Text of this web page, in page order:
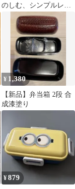
のしむ、シンプルレシ
¥ 1,380
【新品】弁当箱 2段 合
成漆塗り
¥879